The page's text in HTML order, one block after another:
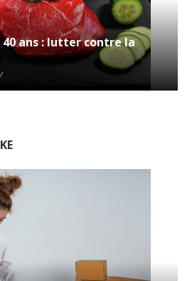
ans : lutter contre la